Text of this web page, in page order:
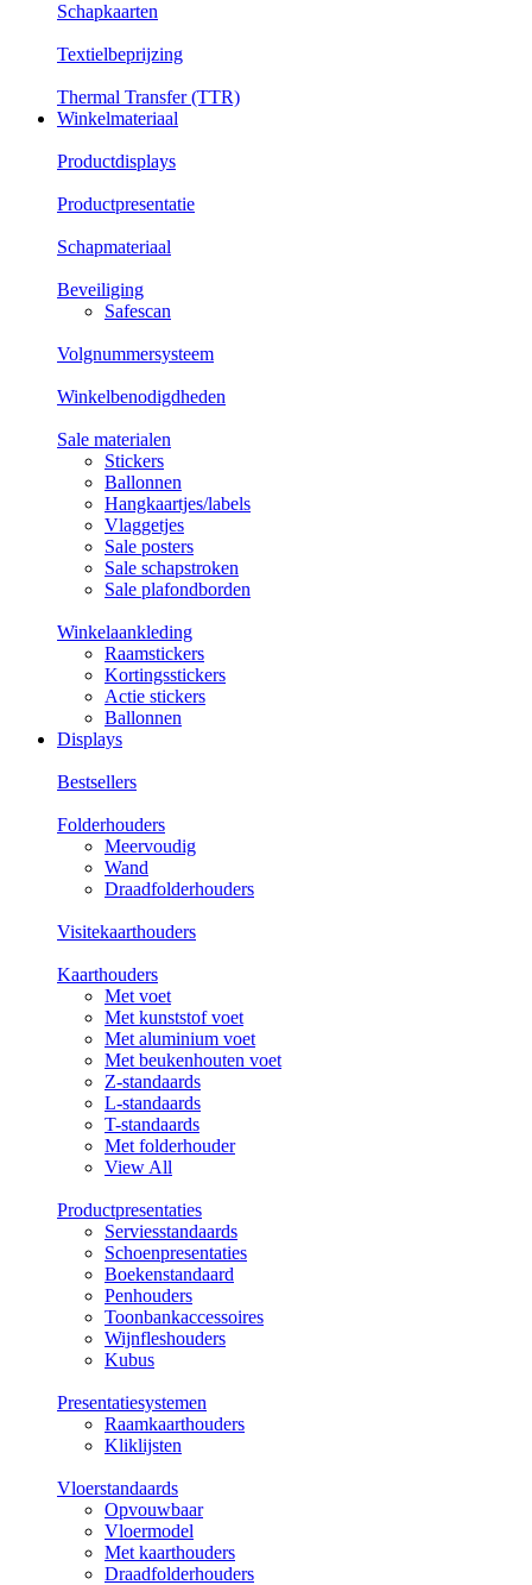
Schapkaarten
Textielbeprijzing
Thermal Transfer (TTR)
Winkelmateriaal
Productdisplays
Productpresentatie
Schapmateriaal
Beveiliging
Safescan
Volgnummersysteem
Winkelbenodigdheden
Sale materialen
Stickers
Ballonnen
Hangkaartjes/labels
Vlaggetjes
Sale posters
Sale schapstroken
Sale plafondborden
Winkelaankleding
Raamstickers
Kortingsstickers
Actie stickers
Ballonnen
Displays
Bestsellers
Folderhouders
Meervoudig
Wand
Draadfolderhouders
Visitekaarthouders
Kaarthouders
Met voet
Met kunststof voet
Met aluminium voet
Met beukenhouten voet
Z-standaards
L-standaards
T-standaards
Met folderhouder
View All
Productpresentaties
Serviesstandaards
Schoenpresentaties
Boekenstandaard
Penhouders
Toonbankaccessoires
Wijnfleshouders
Kubus
Presentatiesystemen
Raamkaarthouders
Kliklijsten
Vloerstandaards
Opvouwbaar
Vloermodel
Met kaarthouders
Draadfolderhouders